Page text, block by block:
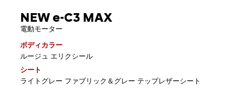
NEW e-C3 MAX
電動モーター
ボディカラー
ルージュ エリクシール
シート
ライトグレー ファブリック＆グレー テップレザーシート